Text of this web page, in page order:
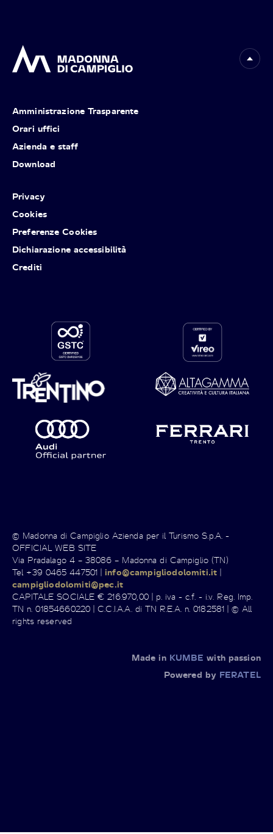
Amministrazione Trasparente
Orari uffici
Azienda e staff
Download
Privacy
Cookies
Preferenze Cookies
Dichiarazione accessibilità
Crediti
© Madonna di Campiglio Azienda per il Turismo S.p.A. -
OFFICIAL WEB SITE
Via Pradalago 4 – 38086 – Madonna di Campiglio (TN)
Tel +39 0465 447501 |info@campigliodolomiti.it |
campigliodolomiti@pec.it
CAPITALE SOCIALE € 216.970,00 | p. iva - c.f. - i.v. Reg. Imp.
TN n. 01854660220 | C.C.I.A.A. di TN R.E.A. n. 0182581 | © All
rights reserved
Made in KUMBE with passion
Powered by FERATEL